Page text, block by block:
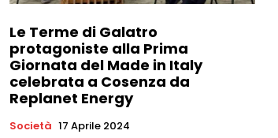
Le Terme di Galatro
protagoniste alla Prima
Giornata del Made in Italy
celebrata a Cosenza da
Replanet Energy
Società 17 Aprile 2024